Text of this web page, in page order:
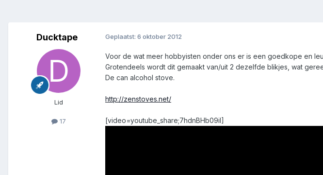
Ducktape
Lid
17
Geplaatst: 6 oktober 2012
Voor de wat meer hobbyisten onder ons er is een goedkope en
Grotendeels wordt dit gemaakt van/uit 2 dezelfde blikjes, wat
De can alcohol stove.
http://zenstoves.net/
[video=youtube_share;7hdnBHb09iI]